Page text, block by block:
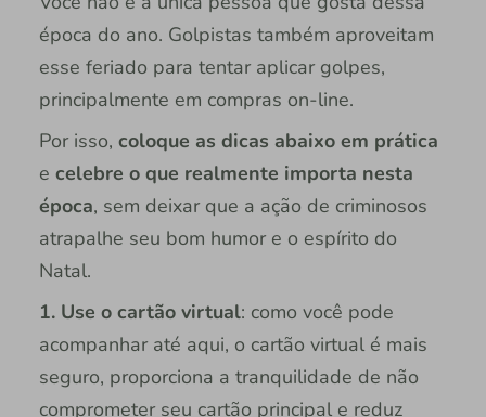
época do ano. Golpistas também aproveitam
esse feriado para tentar aplicar golpes,
principalmente em compras on-line.
Por isso, coloque as dicas abaixo em prática
e celebre o que realmente importa nesta
época, sem deixar que a ação de criminosos
atrapalhe seu bom humor e o espírito do
Natal.
1. Use o cartão virtual: como você pode
acompanhar até aqui, o cartão virtual é mais
seguro, proporciona a tranquilidade de não
comprometer seu cartão principal e reduz